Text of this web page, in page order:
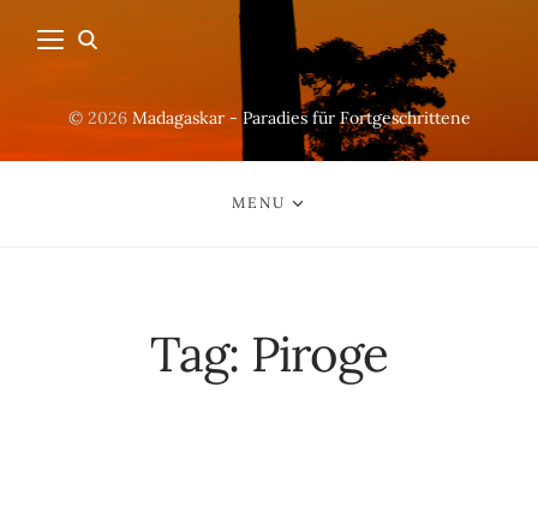
© 2026 Madagaskar - Paradies für Fortgeschrittene
MENU
Tag: Piroge